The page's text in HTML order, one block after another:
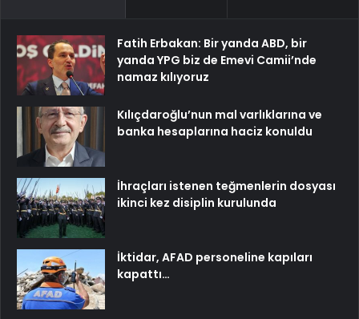
Fatih Erbakan: Bir yanda ABD, bir
yanda YPG biz de Emevi Camii’nde
namaz kılıyoruz
Kılıçdaroğlu’nun mal varlıklarına ve
banka hesaplarına haciz konuldu
İhraçları istenen teğmenlerin dosyası
ikinci kez disiplin kurulunda
İktidar, AFAD personeline kapıları
kapattı…